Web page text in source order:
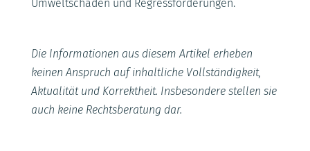
Umweltschäden und Regressforderungen.
Die Informationen aus diesem Artikel erheben
keinen Anspruch auf inhaltliche Vollständigkeit,
Aktualität und Korrektheit. Insbesondere stellen sie
auch keine Rechtsberatung dar.